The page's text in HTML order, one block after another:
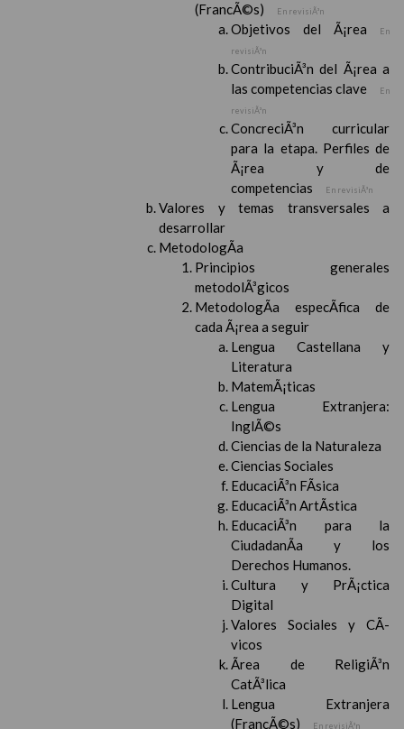
(FrancÃ©s) En revisiÃ³n
Objetivos del Ã¡rea
En
revisiÃ³n
ContribuciÃ³n del Ã¡rea a
las competencias clave
En
revisiÃ³n
ConcreciÃ³n curricular
para la etapa. Perfiles de
Ã¡rea y de
competencias
En revisiÃ³n
Valores y temas transversales a
desarrollar
MetodologÃ­a
Principios generales
metodolÃ³gicos
MetodologÃ­a especÃ­fica de
cada Ã¡rea a seguir
Lengua Castellana y
Literatura
MatemÃ¡ticas
Lengua Extranjera:
InglÃ©s
Ciencias de la Naturaleza
Ciencias Sociales
EducaciÃ³n FÃ­sica
EducaciÃ³n ArtÃ­stica
EducaciÃ³n para la
CiudadanÃ­a y los
Derechos Humanos.
Cultura y PrÃ¡ctica
Digital
Valores Sociales y CÃ­
vicos
Ãrea de ReligiÃ³n
CatÃ³lica
Lengua Extranjera
(FrancÃ©s)
En revisiÃ³n